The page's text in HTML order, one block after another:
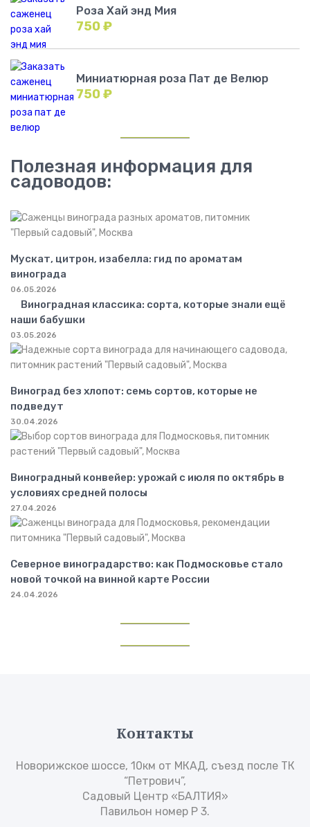
Роза Хай энд Мия
750₽
Миниатюрная роза Пат де Велюр
750₽
Полезная информация для
садоводов:
Мускат, цитрон, изабелла: гид по ароматам
винограда
06.05.2026
Виноградная классика: сорта, которые знали ещё
наши бабушки
03.05.2026
Виноград без хлопот: семь сортов, которые не
подведут
30.04.2026
Виноградный конвейер: урожай с июля по октябрь в
условиях средней полосы
27.04.2026
Северное виноградарство: как Подмосковье стало
новой точкой на винной карте России
24.04.2026
Контакты
Новорижское шоссе, 10км от МКАД, съезд после ТК
“Петрович”,
Садовый Центр «БАЛТИЯ»
Павильон номер Р 3.